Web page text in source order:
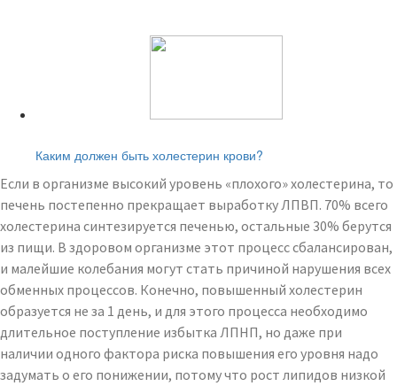
Каким должен быть холестерин крови?
Если в организме высокий уровень «плохого» холестерина, то
печень постепенно прекращает выработку ЛПВП. 70% всего
холестерина синтезируется печенью, остальные 30% берутся
из пищи. В здоровом организме этот процесс сбалансирован,
и малейшие колебания могут стать причиной нарушения всех
обменных процессов. Конечно, повышенный холестерин
образуется не за 1 день, и для этого процесса необходимо
длительное поступление избытка ЛПНП, но даже при
наличии одного фактора риска повышения его уровня надо
задумать о его понижении, потому что рост липидов низкой